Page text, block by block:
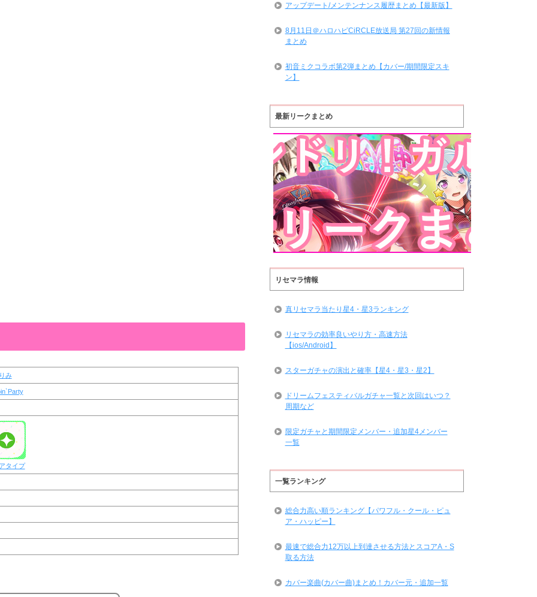
み
タイプ
アップデート/メンテンナンス履歴まとめ【最新版】
8月11日＠ハロハピCiRCLE放送局 第27回の新情報
まとめ
初音ミクコラボ第2弾まとめ【カバー/期間限定スキ
ン】
最新リークまとめ
リセマラ情報
真リセマラ当たり星4・星3ランキング
リセマラの効率良いやり方・高速方法
【ios/Android】
スターガチャの演出と確率【星4・星3・星2】
ドリームフェスティバルガチャ一覧と次回はいつ？
周期など
限定ガチャと期間限定メンバー・追加星4メンバー
一覧
一覧ランキング
総合力高い順ランキング【パワフル・クール・ピュ
ア・ハッピー】
最速で総合力12万以上到達させる方法とスコアA・S
取る方法
カバー楽曲(カバー曲)まとめ！カバー元・追加一覧